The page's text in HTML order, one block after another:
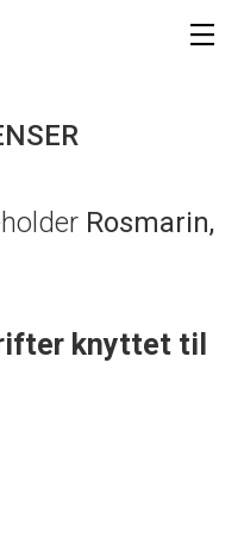
Rosmarin,
knyttet til